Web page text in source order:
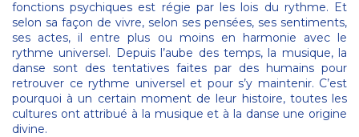
fonctions psychiques est régie par les lois du rythme. Et
selon sa façon de vivre, selon ses pensées, ses sentiments,
ses actes, il entre plus ou moins en harmonie avec le
rythme universel. Depuis l’aube des temps, la musique, la
danse sont des tentatives faites par des humains pour
retrouver ce rythme universel et pour s’y maintenir. C’est
pourquoi à un certain moment de leur histoire, toutes les
cultures ont attribué à la musique et à la danse une origine
divine.